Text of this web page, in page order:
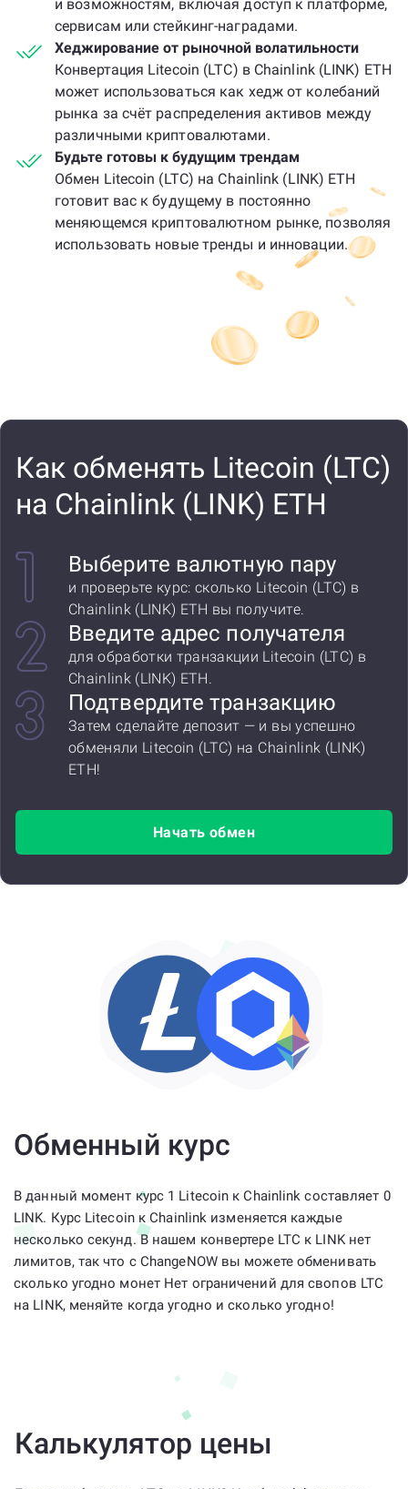
и возможностям, включая доступ к платформе,
сервисам или стейкинг-наградами.
Хеджирование от рыночной волатильности
Конвертация Litecoin (LTC) в Chainlink (LINK) ETH
может использоваться как хедж от колебаний
рынка за счёт распределения активов между
различными криптовалютами.
Будьте готовы к будущим трендам
Обмен Litecoin (LTC) на Chainlink (LINK) ETH
готовит вас к будущему в постоянно
меняющемся криптовалютном рынке, позволяя
использовать новые тренды и инновации.
Как обменять Litecoin (LTC)
на Chainlink (LINK) ETH
Выберите валютную пару
и проверьте курс: сколько Litecoin (LTC) в
Chainlink (LINK) ETH вы получите.
Введите адрес получателя
для обработки транзакции Litecoin (LTC) в
Chainlink (LINK) ETH.
Подтвердите транзакцию
Затем сделайте депозит — и вы успешно
обменяли Litecoin (LTC) на Chainlink (LINK)
ETH!
Начать обмен
Обменный курс
В данный момент курс 1 Litecoin к Chainlink составляет 0
LINK. Курс Litecoin к Chainlink изменяется каждые
несколько секунд. В нашем конвертере LTC к LINK нет
лимитов, так что с ChangeNOW вы можете обменивать
сколько угодно монет Нет ограничений для свопов LTC
на LINK, меняйте когда угодно и сколько угодно!
Калькулятор цены